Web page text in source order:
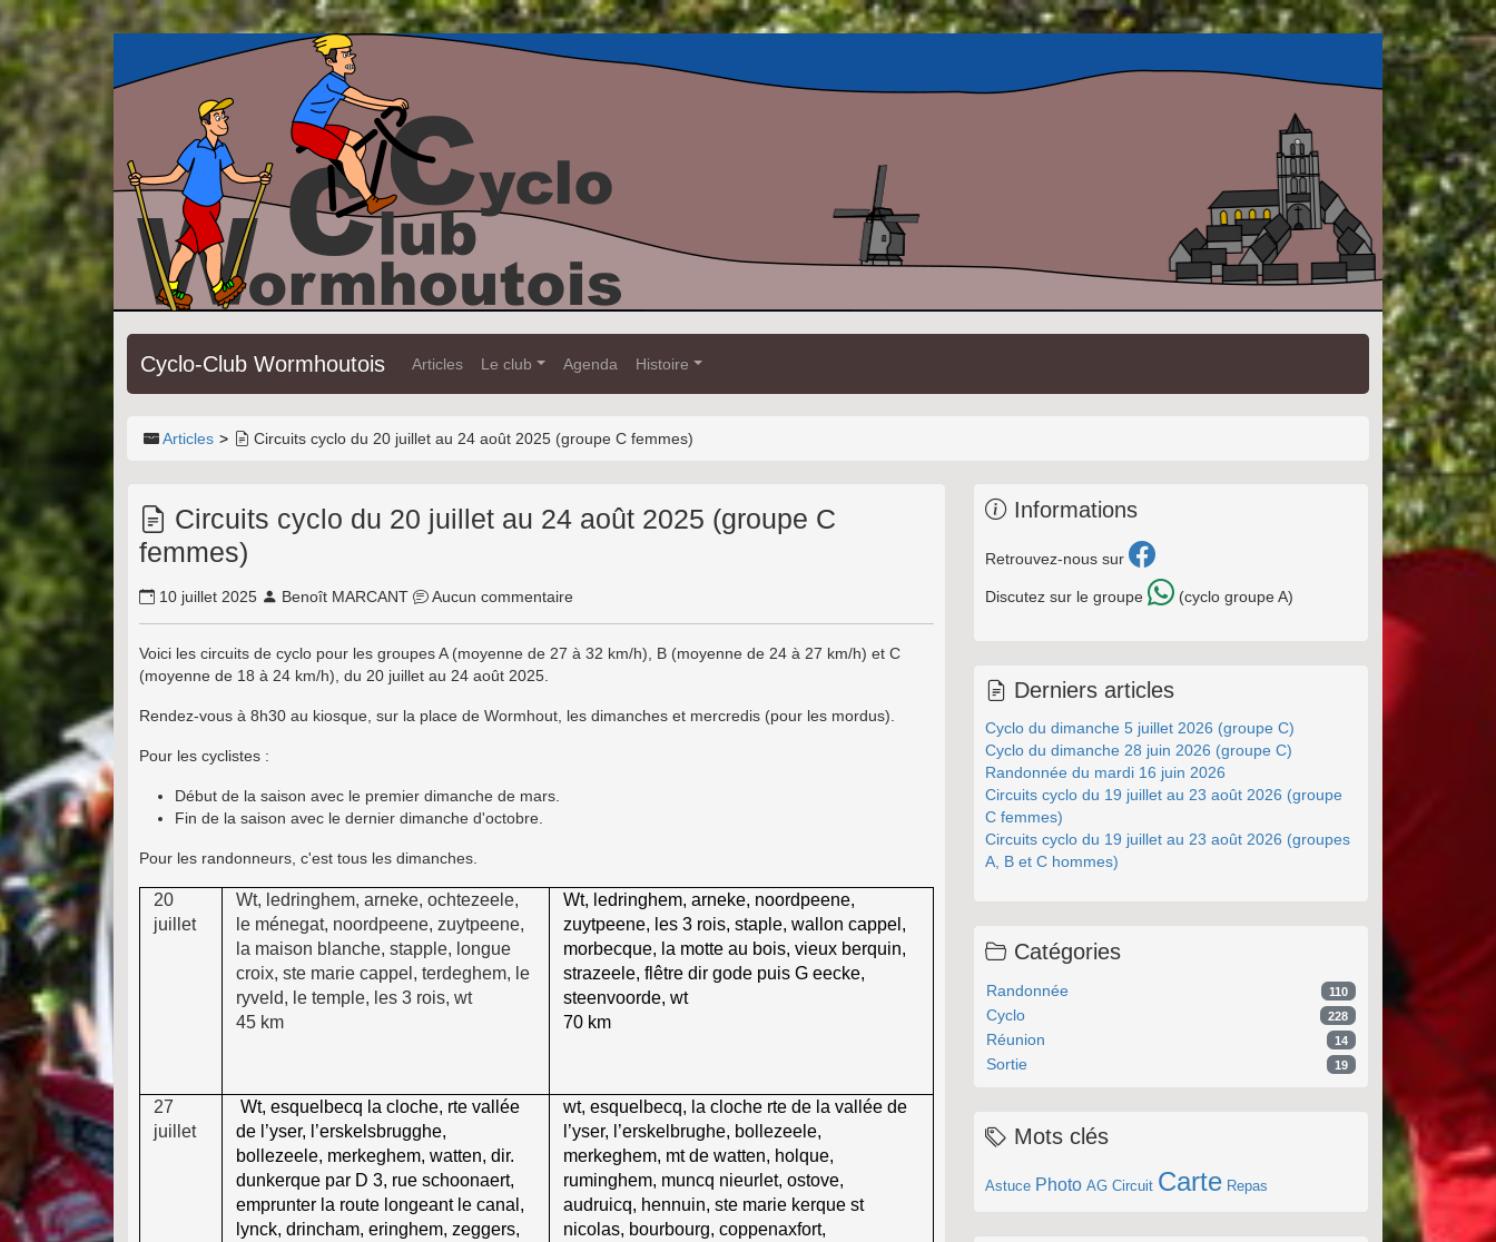
Cyclo-Club Wormhoutois Articles Le club Agenda Histoire
Articles Circuits cyclo du 20 juillet au 24 août 2025 (groupe C femmes)
Circuits cyclo du 20 juillet au 24 août 2025 (groupe C
femmes)
10 juillet 2025 Benoît MARCANT Aucun commentaire
Voici les circuits de cyclo pour les groupes A (moyenne de 27 à 32 km/h), B (moyenne de 24 à 27 km/h) et C
(moyenne de 18 à 24 km/h), du 20 juillet au 24 août 2025.
Rendez-vous à 8h30 au kiosque, sur la place de Wormhout, les dimanches et mercredis (pour les mordus).
Pour les cyclistes :
Début de la saison avec le premier dimanche de mars.
Fin de la saison avec le dernier dimanche d'octobre.
Pour les randonneurs, c'est tous les dimanches.
20
juillet
Wt, ledringhem, arneke, ochtezeele,
le ménegat, noordpeene, zuytpeene,
la maison blanche, stapple, longue
croix, ste marie cappel, terdeghem, le
ryveld, le temple, les 3 rois, wt
45 km
Wt, ledringhem, arneke, noordpeene,
zuytpeene, les 3 rois, staple, wallon cappel,
morbecque, la motte au bois, vieux berquin,
strazeele, flêtre dir gode puis G eecke,
steenvoorde, wt
70 km
27
juillet
Wt, esquelbecq la cloche, rte vallée
de l’yser, l’erskelsbrugghe,
bollezeele, merkeghem, watten, dir.
dunkerque par D 3, rue schoonaert,
emprunter la route longeant le canal,
lynck, drincham, eringhem, zeggers,
wt, esquelbecq, la cloche rte de la vallée de
l’yser, l’erskelbrughe, bollezeele,
merkeghem, mt de watten, holque,
ruminghem, muncq nieurlet, ostove,
audruicq, hennuin, ste marie kerque st
nicolas, bourbourg, coppenaxfort,
Informations
Retrouvez-nous sur
Discutez sur le groupe (cyclo groupe A)
Derniers articles
Cyclo du dimanche 5 juillet 2026 (groupe C)
Cyclo du dimanche 28 juin 2026 (groupe C)
Randonnée du mardi 16 juin 2026
Circuits cyclo du 19 juillet au 23 août 2026 (groupe
C femmes)
Circuits cyclo du 19 juillet au 23 août 2026 (groupes
A, B et C hommes)
Catégories
Randonnée 110
Cyclo 228
Réunion 14
Sortie 19
Mots clés
Astuce Photo AG Circuit Carte Repas